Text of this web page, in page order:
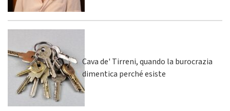
Cava de' Tirreni, quando la burocrazia
dimentica perché esiste